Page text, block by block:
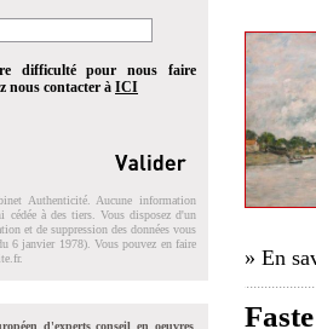
difficulté pour nous faire
nous contacter à ICI
Authenticité. Aucune information
cédée à des tiers. Vous disposez d'un
et de suppression des données vous
6 janvier 1978). Vous pouvez en faire
.
d'experts conseil en oeuvres
» En